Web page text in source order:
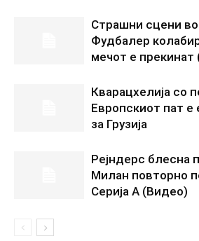
Страшни сцени
Фудбалер
мечот е прекинат
Кварацхелија со
Европскиот пат
за Грузија
Рејндерс блесна
Милан повторно
Серија А (Видео)